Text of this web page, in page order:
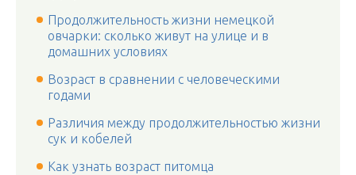
Продолжительность жизни немецкой
овчарки: сколько живут на улице и в
домашних условиях
Возраст в сравнении с человеческими
годами
Различия между продолжительностью жизни
сук и кобелей
Как узнать возраст питомца